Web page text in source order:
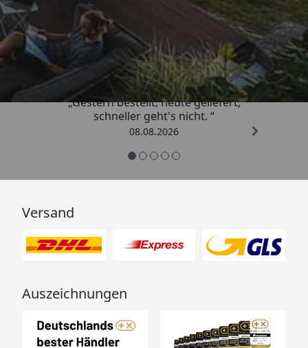
Trusted Shops
4,81/ 5
„Gestern bestellt, heute geliefert,
schneller geht's nicht. “
08.08.2026
Versand
Auszeichnungen